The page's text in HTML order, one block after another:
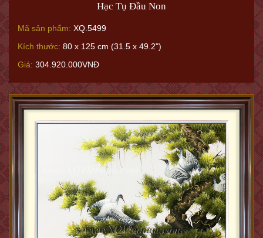
Hạc Tụ Đầu Non
Mã sản phẩm: XQ.5499
Kích thước: 80 x 125 cm (31.5 x 49.2")
Giá: 304.920.000VNĐ